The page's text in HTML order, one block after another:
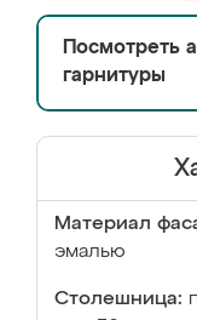
Посмотреть
гарнитуры
Материал
эмалью
Столешница: